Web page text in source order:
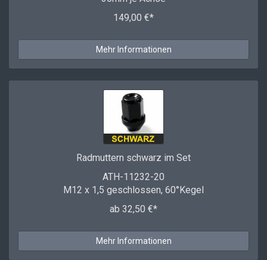
149,00 €*
Mehr Informationen
Radmuttern schwarz im Set
ATH-11232-20
M12 x 1,5 geschlossen, 60°Kegel
ab 32,50 €*
Mehr Informationen